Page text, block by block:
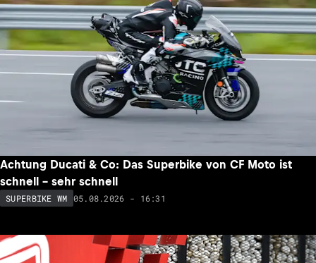
Achtung Ducati & Co: Das Superbike von CF Moto ist
schnell – sehr schnell
SUPERBIKE WM 05.08.2026 - 16:31